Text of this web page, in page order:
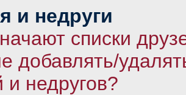
и недруги
списки
добавлять/
и недругов?